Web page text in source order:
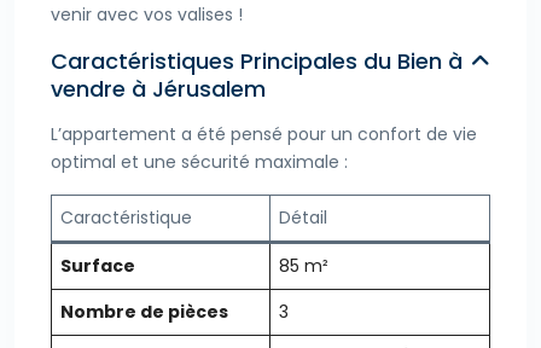
venir avec vos valises !
Caractéristiques Principales du Bien à
vendre à Jérusalem
L’appartement a été pensé pour un confort de vie
optimal et une sécurité maximale :
Caractéristique
Détail
Surface
85 m²
Nombre de pièces
3